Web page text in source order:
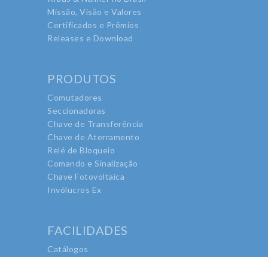
Missão, Visão e Valores
Certificados e Prêmios
Releases e Download
PRODUTOS
Comutadores
Seccionadoras
Chave de Transferência
Chave de Aterramento
Relé de Bloqueio
Comando e Sinalização
Chave Fotovoltaica
Invólucros Ex
FACILIDADES
Catálogos